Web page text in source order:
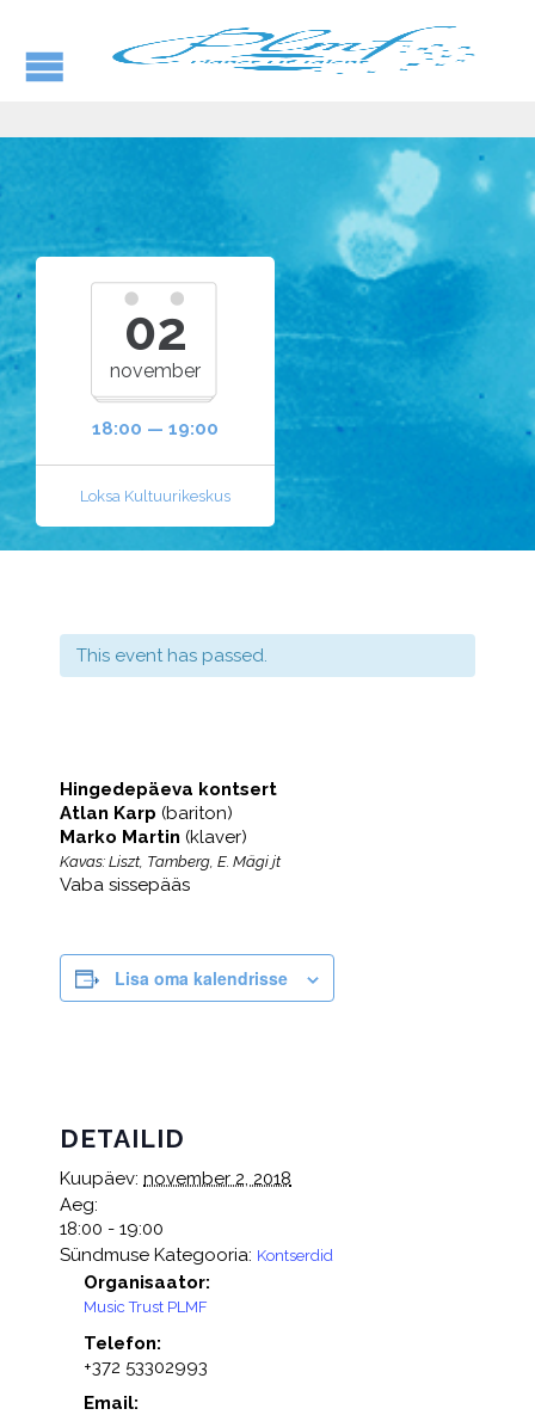
02
november
18:00 — 19:00
Loksa Kultuurikeskus
This event has passed.
Hingedepäeva kontsert
Atlan Karp (bariton)
Marko Martin (klaver)
Kavas: Liszt, Tamberg, E. Mägi jt
Vaba sissepääs
Lisa oma kalendrisse
DETAILID
Kuupäev: november 2, 2018
Aeg:
18:00 - 19:00
Sündmuse Kategooria: Kontserdid
Organisaator:
Music Trust PLMF
Telefon:
+372 53302993
Email: